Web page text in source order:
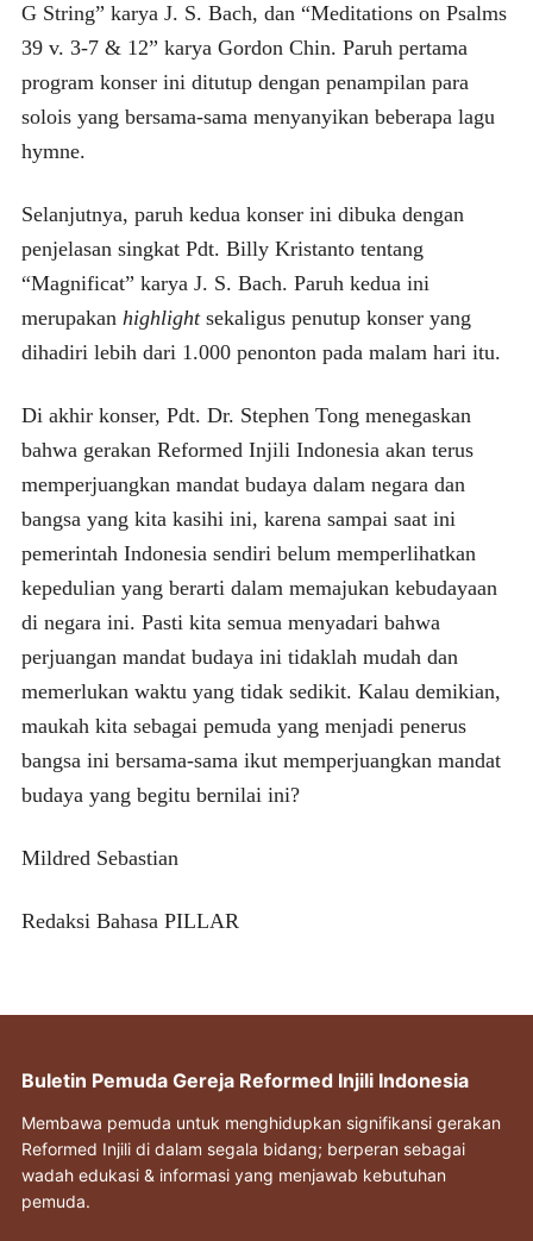
G String” karya J. S. Bach, dan “Meditations on Psalms
39 v. 3-7 & 12” karya Gordon Chin. Paruh pertama
program konser ini ditutup dengan penampilan para
solois yang bersama-sama menyanyikan beberapa lagu
hymne.
Selanjutnya, paruh kedua konser ini dibuka dengan
penjelasan singkat Pdt. Billy Kristanto tentang
“Magnificat” karya J. S. Bach. Paruh kedua ini
merupakan highlightsekaligus penutup konser yang
dihadiri lebih dari 1.000 penonton pada malam hari itu.
Di akhir konser, Pdt. Dr. Stephen Tong menegaskan
bahwa gerakan Reformed Injili Indonesia akan terus
memperjuangkan mandat budaya dalam negara dan
bangsa yang kita kasihi ini, karena sampai saat ini
pemerintah Indonesia sendiri belum memperlihatkan
kepedulian yang berarti dalam memajukan kebudayaan
di negara ini. Pasti kita semua menyadari bahwa
perjuangan mandat budaya ini tidaklah mudah dan
memerlukan waktu yang tidak sedikit. Kalau demikian,
maukah kita sebagai pemuda yang menjadi penerus
bangsa ini bersama-sama ikut memperjuangkan mandat
budaya yang begitu bernilai ini?
Mildred Sebastian
Redaksi Bahasa PILLAR
Buletin Pemuda Gereja Reformed Injili Indonesia
Membawa pemuda untuk menghidupkan signifikansi gerakan
Reformed Injili di dalam segala bidang; berperan sebagai
wadah edukasi & informasi yang menjawab kebutuhan
pemuda.